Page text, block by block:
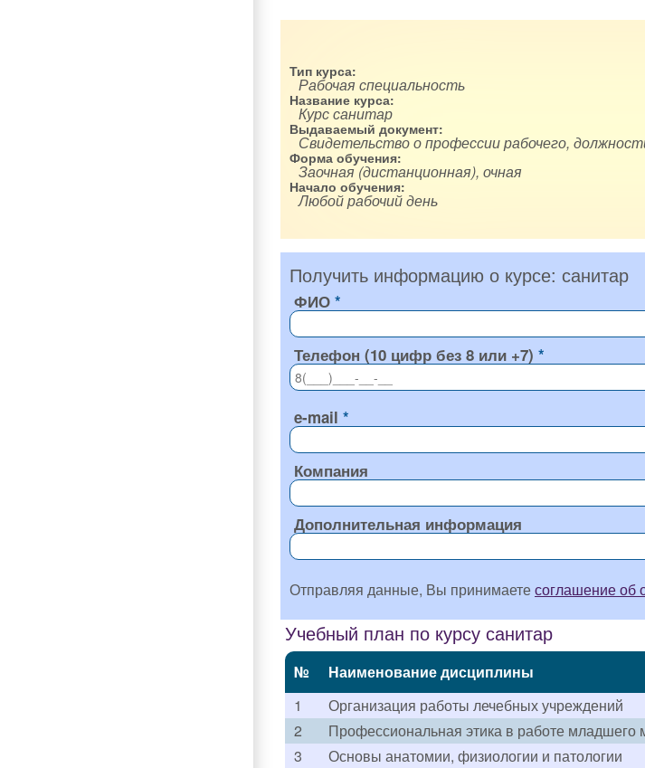
Тип курса:
Рабочая специальность
Название курса:
Курс санитар
Выдаваемый документ:
Свидетельство о профессии рабочего,
Форма обучения:
Заочная (дистанционная), очная
Начало обучения:
Любой рабочий день
Получить информацию о курсе: санитар
ФИО
Телефон (10 цифр без 8 или +7)
e-mail
Компания
Дополнительная информация
Отправляя данные, Вы принимаетесоглашение об
Учебный план по курсу санитар
№ Наименование дисциплины
1
Организация работы лечебных учреждений
2
Профессиональная этика в работе младшего
3
Основы анатомии, физиологии и патологии